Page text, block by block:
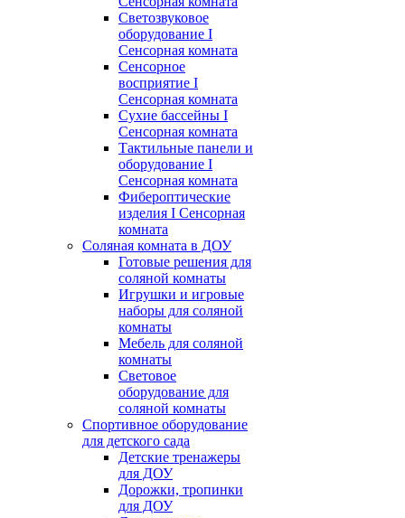
Светозвуковое
оборудование I
Сенсорная комната
Сенсорное
восприятие I
Сенсорная комната
Сухие бассейны I
Сенсорная комната
Тактильные панели и
оборудование I
Сенсорная комната
Фибероптические
изделия I Сенсорная
комната
Соляная комната в ДОУ
Готовые решения для
соляной комнаты
Игрушки и игровые
наборы для соляной
комнаты
Мебель для соляной
комнаты
Световое
оборудование для
соляной комнаты
Спортивное оборудование
для детского сада
Детские тренажеры
для ДОУ
Дорожки, тропинки
для ДОУ